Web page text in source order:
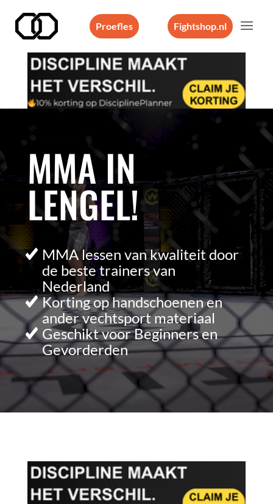
Proefles Fightshop.nl
MMA IN
LENGEL!
MMA lessen van kwaliteit door
de beste trainers van
Nederland
Korting op handschoenen en
ander vechtsport materiaal
Geschikt voor Beginners en
Gevorderden